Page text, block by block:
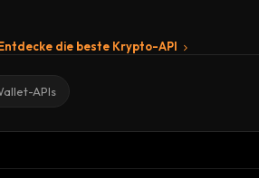
die beste Krypto-API
APIs